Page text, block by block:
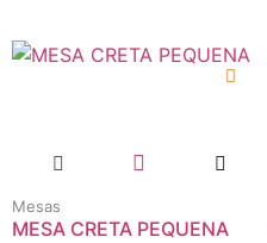
Mesas
MESA CRETA PEQUENA